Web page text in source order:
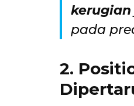
kerugian
pada
2.